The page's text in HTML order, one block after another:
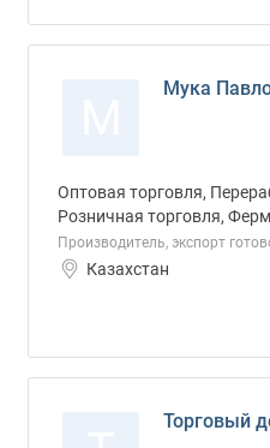
Мука
Оптовая торговля,
Розничная торговля,
Производитель, экспорт
Казахстан
Торговый